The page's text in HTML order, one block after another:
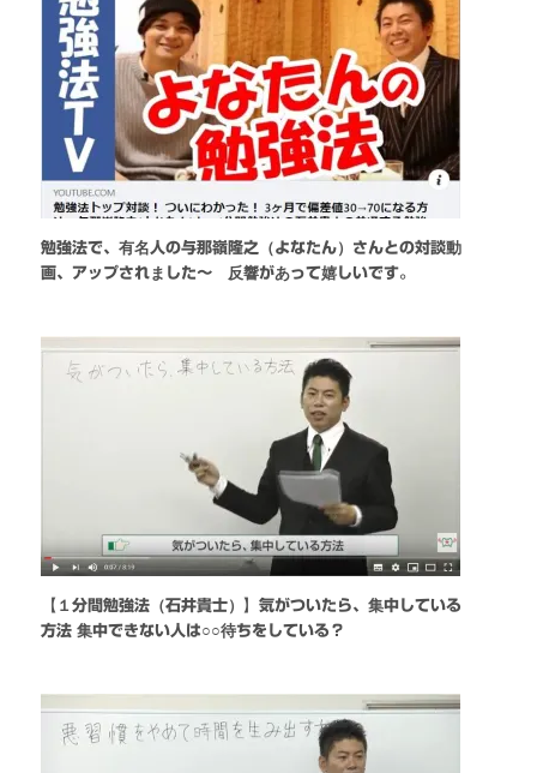
勉強法で、有名人の与那嶺隆之（よなたん）さんとの対談動
画、アップされました〜 反響があって嬉しいです。
【１分間勉強法（石井貴士）】気がついたら、集中している
方法 集中できない人は○○待ちをしている？